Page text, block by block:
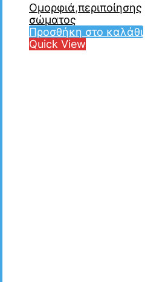
Ομορφιά,περιποίησης
σώματος
Προσθήκη στο καλάθι
Quick View